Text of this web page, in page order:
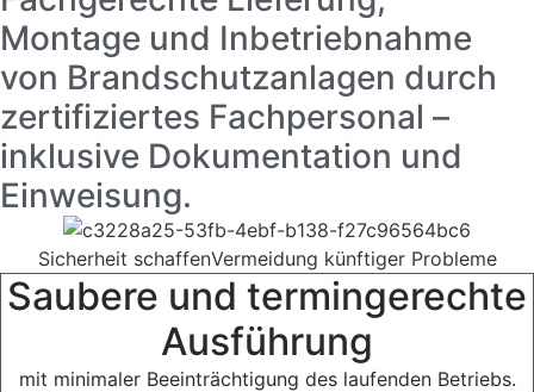
Montage und Inbetriebnahme
von Brandschutzanlagen durch
zertifiziertes Fachpersonal –
inklusive Dokumentation und
Einweisung.
Sicherheit schaffenVermeidung künftiger Probleme
Saubere und termingerechte
Ausführung
mit minimaler Beeinträchtigung des laufenden Betriebs.